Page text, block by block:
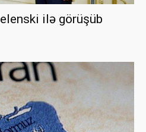
ilə görüşüb